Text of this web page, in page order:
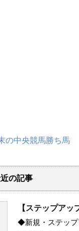
の中央競馬勝ち馬
の記事
【ステップア
◆新規・ステップ